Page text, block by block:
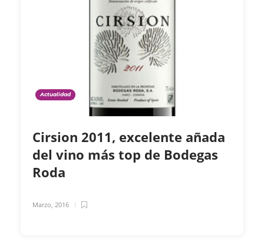
Actualidad
Cirsion 2011, excelente añada
del vino más top de Bodegas
Roda
Marzo, 2016